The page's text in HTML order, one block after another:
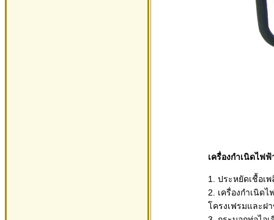
เครื่องกำเนิดไฟ
1. ประหยัดเชื้อเ
2. เครื่องกำเนิด
โครงเฟรมและฝ